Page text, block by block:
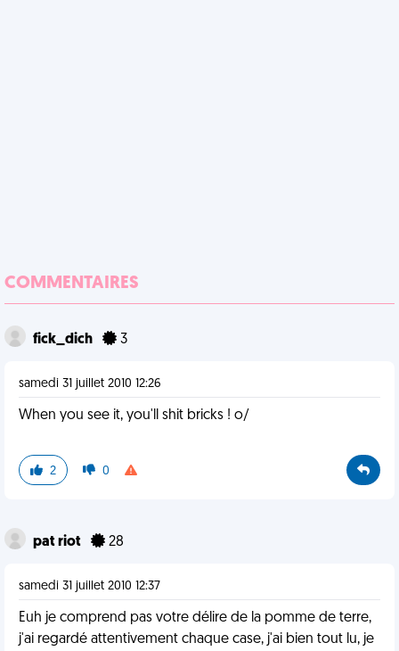
COMMENTAIRES
fick_dich 3
samedi 31 juillet 2010 12:26
When you see it, you'll shit bricks ! o/
2 0
pat riot 28
samedi 31 juillet 2010 12:37
Euh je comprend pas votre délire de la pomme de terre,
j'ai regardé attentivement chaque case, j'ai bien tout lu, je